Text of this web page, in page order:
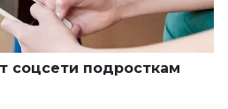
соцсети подросткам